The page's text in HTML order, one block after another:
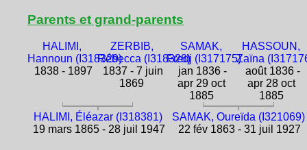
Parents et grand-parents
HALIMI,
Hannoun (I318329)
1838 - 1897
ZERBIB,
Rébecca (I318328)
1837 - 7 juin
1869
SAMAK,
Fredj (I317175)
jan 1836 -
apr 29 oct
1885
HASSOUN,
Zaïna
août 1836 -
apr 28 oct
1885
HALIMI, Éléazar (I318381)
19 mars 1865 - 28 juil 1947
SAMAK, Oureïda (I321069)
22 fév 1863 - 31 juil 1927